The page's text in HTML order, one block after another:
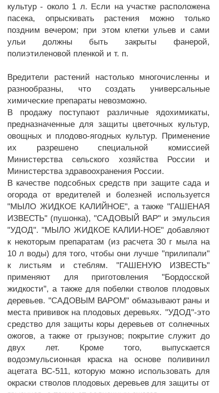
культур - около 1 л. Если на участке расположена
пасека, опрыскивать растения можно только
поздним вечером; при этом клетки ульев и сами
ульи должны быть закрыты фанерой,
полиэтиленовой пленкой и т. п.
Вредители растений настолько многочисленны и
разнообразны, что создать универсальные
химические препараты невозможно.
В продажу поступают различные ядохимикаты,
предназначенные для защиты цветочных культур,
овощных и плодово-ягодных культур. Применение
их разрешено специальной комиссией
Министерства сельского хозяйства России и
Министерства здравоохранения России.
В качестве подсобных средств при защите сада и
огорода от вредителей и болезней используется
"МЫЛО ЖИДКОЕ КАЛИЙНОЕ", а также "ГАШЕНАЯ
ИЗВЕСТЬ" (пушонка), "САДОВЫЙ ВАР" и эмульсия
"УДОД". "МЫЛО ЖИДКОЕ КАЛИИ-НОЕ" добавляют
к некоторым препаратам (из расчета 30 г мыла на
10 л воды) для того, чтобы они лучше "прилипали"
к листьям и стеблям. "ГАШЕНУЮ ИЗВЕСТЬ"
применяют для приготовления "Бордосской
жидкости", а также для побелки стволов плодовых
деревьев. "САДОВЫМ ВАРОМ" обмазывают раны и
места прививок на плодовых деревьях. "УДОД"-это
средство для защиты коры деревьев от солнечных
ожогов, а также от грызунов; покрытие служит до
двух лет. Кроме того, выпускается
водоэмульсионная краска на основе поливинил
ацетата ВС-511, которую можно использовать для
окраски стволов плодовых деревьев для защиты от